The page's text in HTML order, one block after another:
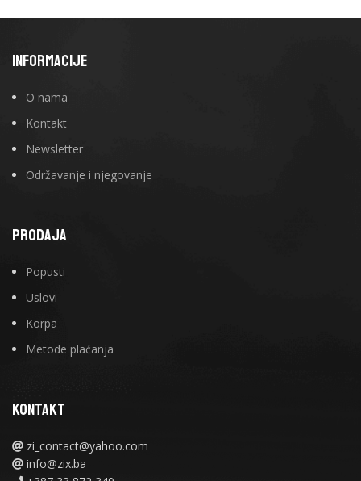
INFORMACIJE
O nama
Kontakt
Newsletter
Održavanje i njegovanje
PRODAJA
Popusti
Uslovi
Korpa
Metode plaćanja
KONTAKT
zi_contact@yahoo.com
info@zix.ba